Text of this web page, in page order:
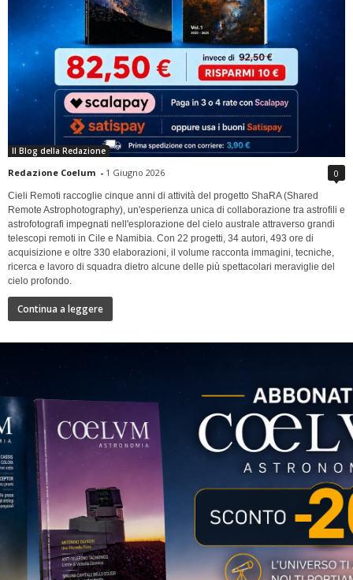
Il Blog della Redazione
Redazione Coelum - 1 Giugno 2026 0
Cieli Remoti raccoglie cinque anni di attività del progetto ShaRA (Shared
Remote Astrophotography), un'esperienza unica di collaborazione tra astrofili e
astrofotografi impegnati nell'esplorazione del cielo australe attraverso grandi
telescopi remoti in Cile e Namibia. Con 22 progetti, 34 autori, 493 ore di
acquisizione e oltre 330 elaborazioni, il volume racconta immagini, tecniche,
ricerca e lavoro di squadra dietro alcune delle più spettacolari meraviglie del
cielo profondo.
Continua a leggere